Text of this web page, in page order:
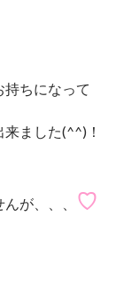
持ちになって
ました(^^)！
が、、、
♡